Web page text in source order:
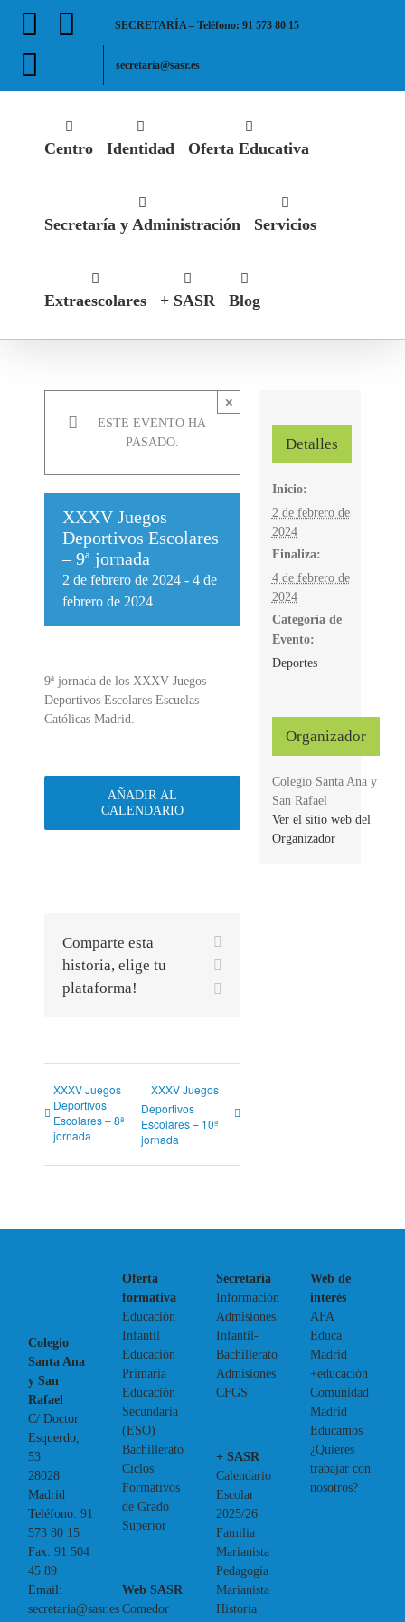
Facebook
Instagram
SECRETARÍA – Teléfono: 91 573 80 15
secretaria@sasr.es
Centro Identidad Oferta Educativa
Secretaría y Administración Servicios
Extraescolares + SASR Blog
ESTE EVENTO HA
PASADO.
×
XXXV Juegos
Deportivos Escolares
– 9ª jornada
2 de febrero de 2024 -4 de
febrero de 2024
9ª jornada de los XXXV Juegos
Deportivos Escolares Escuelas
Católicas Madrid.
AÑADIR AL
CALENDARIO
Comparte esta
historia, elige tu
plataforma!
XXXV Juegos
Deportivos
Escolares – 8ª
jornada
XXXV Juegos
Deportivos
Escolares – 10ª
jornada
Detalles
Inicio:
2 de febrero de
2024
Finaliza:
4 de febrero de
2024
Categoría de
Evento:
Deportes
Organizador
Colegio Santa Ana y
San Rafael
Ver el sitio web del
Organizador
Colegio
Santa Ana
y San
Rafael
C/ Doctor
Esquerdo,
53
28028
Madrid
Teléfono:91
573 80 15
Fax:91 504
45 89
Email:
secretaria@sasr.es
Oferta
formativa
Educación
Infantil
Educación
Primaria
Educación
Secundaria
(ESO)
Bachillerato
Ciclos
Formativos
de Grado
Superior
Web SASR
Comedor
Secretaría
Información
Admisiones
Infantil-
Bachillerato
Admisiones
CFGS
+ SASR
Calendario
Escolar
2025/26
Familia
Marianista
Pedagogía
Marianista
Historia
Web de
interés
AFA
Educa
Madrid
+educación
Comunidad
Madrid
Educamos
¿Quieres
trabajar con
nosotros?